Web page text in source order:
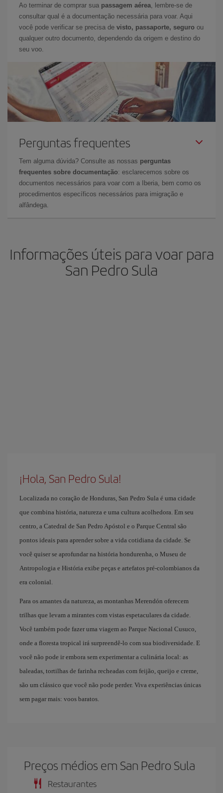
Ao terminar de comprar sua passagem aérea, lembre-se de
consultar qual é a documentação necessária para voar. Aqui
você pode verificar se precisa de visto, passaporte, seguro ou
qualquer outro documento, dependendo da origem e destino do
seu voo.
Perguntas frequentes
Tem alguma dúvida? Consulte as nossas perguntas
frequentes sobre documentação: esclarecemos sobre os
documentos necessários para voar com a Iberia, bem como os
procedimentos específicos necessários para imigração e
alfândega.
Informações úteis para voar para
San Pedro Sula
¡Hola, San Pedro Sula!
Localizada no coração de Honduras, San Pedro Sula é uma cidade
que combina história, natureza e uma cultura acolhedora. Em seu
centro, a Catedral de San Pedro Apóstol e o Parque Central são
pontos ideais para aprender sobre a vida cotidiana da cidade. Se
você quiser se aprofundar na história hondurenha, o Museu de
Antropologia e História exibe peças e artefatos pré-colombianos da
era colonial.
Para os amantes da natureza, as montanhas Merendón oferecem
trilhas que levam a mirantes com vistas espetaculares da cidade.
Você também pode fazer uma viagem ao Parque Nacional Cusuco,
onde a floresta tropical irá surpreendê-lo com sua biodiversidade. E
você não pode ir embora sem experimentar a culinária local: as
baleadas, tortilhas de farinha recheadas com feijão, queijo e creme,
são um clássico que você não pode perder. Viva experiências únicas
sem pagar mais: voos baratos.
Preços médios em San Pedro Sula
Restaurantes